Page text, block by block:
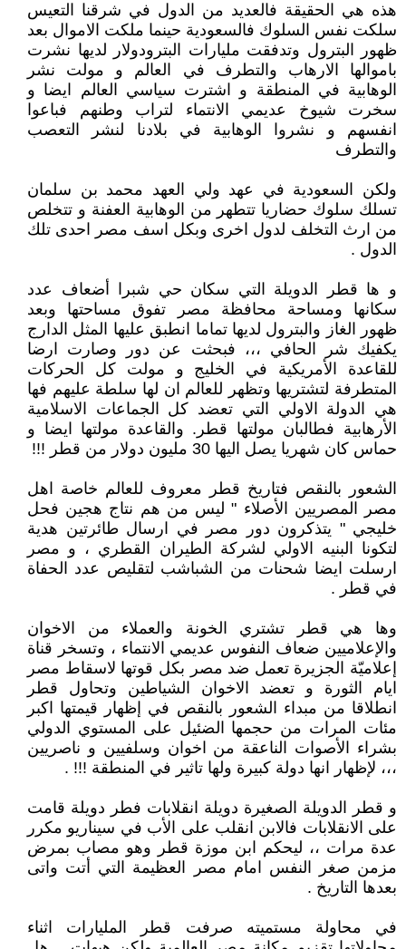
هذه هي الحقيقة فالعديد من الدول في شرقنا التعيس
سلكت نفس السلوك فالسعودية حينما ملكت الاموال بعد
ظهور البترول وتدفقت مليارات البترودولار لديها نشرت
باموالها الارهاب والتطرف في العالم و مولت نشر
الوهابية في المنطقة و اشترت سياسي العالم ايضا و
سخرت شيوخ عديمي الانتماء لتراب وطنهم فباعوا
انفسهم و نشروا الوهابية في بلادنا لنشر التعصب
والتطرف
ولكن السعودية في عهد ولي العهد محمد بن سلمان
تسلك سلوك حضاريا تتطهر من الوهابية العفنة و تتخلص
من ارث التخلف لدول اخرى وبكل اسف مصر احدى تلك
الدول .
و ها قطر الدويلة التي سكان حي شبرا أضعاف عدد
سكانها ومساحة محافظة مصر تفوق مساحتها وبعد
ظهور الغاز والبترول لديها تماما انطبق عليها المثل الدارج
يكفيك شر الحافي ،،، فبحثت عن دور وصارت ارضا
للقاعدة الأمريكية في الخليج و مولت كل الحركات
المتطرفة لتشتريها وتظهر للعالم ان لها سلطة عليهم فها
هي الدولة الاولي التي تعضد كل الجماعات الاسلامية
الأرهابية فطالبان مولتها قطر. والقاعدة مولتها ايضا و
حماس كان شهريا يصل اليها 30 مليون دولار من قطر !!!
الشعور بالنقص فتاريخ قطر معروف للعالم خاصة اهل
مصر المصريين الأصلاء " ليس من هم نتاج هجين فحل
خليجي " يتذكرون دور مصر في ارسال طائرتين هدية
لتكونا البنيه الاولي لشركة الطيران القطري ، و مصر
ارسلت ايضا شحنات من الشباشب لتقليص عدد الحفاة
في قطر .
وها هي قطر تشتري الخونة والعملاء من الاخوان
والإعلاميين ضعاف النفوس عديمي الانتماء ، وتسخر قناة
إعلاميّة الجزيرة تعمل ضد مصر بكل قوتها لاسقاط مصر
ايام الثورة و تعضد الاخوان الشياطين وتحاول قطر
انطلاقا من مبداء الشعور بالنقص في إظهار قيمتها اكبر
مئات المرات من حجمها الضئيل على المستوي الدولي
بشراء الأصوات الناعقة من اخوان وسلفيين و ناصريين
،،، لإظهار انها دولة كبيرة ولها تاثير في المنطقة !!! .
و قطر الدويلة الصغيرة دويلة انقلابات فطر دويلة قامت
على الانقلابات فالابن انقلب على الأب في سيناريو مكرر
عدة مرات ،، ليحكم ابن موزة قطر وهو مصاب بمرض
مزمن صغر النفس امام مصر العظيمة التي أتت واتى
بعدها التاريخ .
في محاولة مستميته صرفت قطر المليارات اثناء